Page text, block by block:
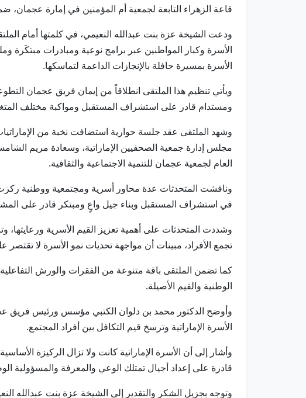
قاعة الزهراء التابعة لجمعية أم المؤمنين في إمارة
ودعت الشيخة عزة بنت عبدالله النعيمي، في كلمتها أمام
الأسرة وكبار المواطنين عبر برامج نوعية ومبادرات مبتكَرة
الأسرة بمسيرة حافلة بالإنجازات الداعمة لتماسكها.
ويأتي تنظيم هذا الملتقى انطلاقاً من إيمان فريق عجمان
ومستدام قادر على استشراف المستقبل ومواكبة مختلف
وشهد الملتقى عقد جلسة حوارية استضافت نخبة من
مجلس إدارة جمعية الصحفيين الإماراتية، وسعادة مريم
العام لجمعية عجمان للتنمية الاجتماعية والثقافية.
وناقشت المتحدثات عدة محاور أسرية ومجتمعية ووطنية ركزت
في استشراف المستقبل وبناء جيل واعٍ ومبتكر قادر على
وشددت المتحدثات على أهمية تعزيز القيم الأسرية
تجمع الأفراد، مبينات أن مواجهة تحديات نمو الأسرة لا
كما تضمن الملتقى باقة متنوعة من الفقرات والورش
الوطنية والقيم الأصيلة.
وأوضح الدكتور محمد بن دلوان الكتبي مؤسس ورئيس فريق
الأسرة الإماراتية وترسخ قيم التكافل بين أفراد المجتمع.
وأشار إلى أن الأسرة الإماراتية كانت ولا تزال الركيزة
قادرة على إعداد أجيال تمتلك الوعي والمعرفة والمسؤولية
وتوجه بجزيل الشكر والتقدير إلى الشيخة عزة بنت عبدالله